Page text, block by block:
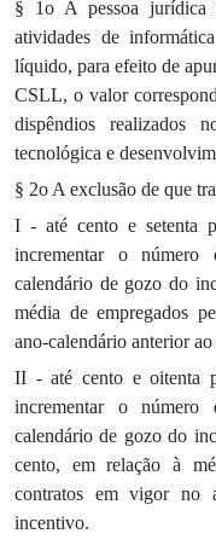
§ 1o A pessoa jurídica
atividades de
líquido, para efeito de
CSLL, o valor
dispêndios realizados
tecnológica e
§ 2o A exclusão de que
I - até cento e setenta
incrementar o número
calendário de gozo do
média de empregados
ano-calendário anterior
II - até cento e oitenta
incrementar o número
calendário de gozo do
cento, em relação à
contratos em vigor no
incentivo.